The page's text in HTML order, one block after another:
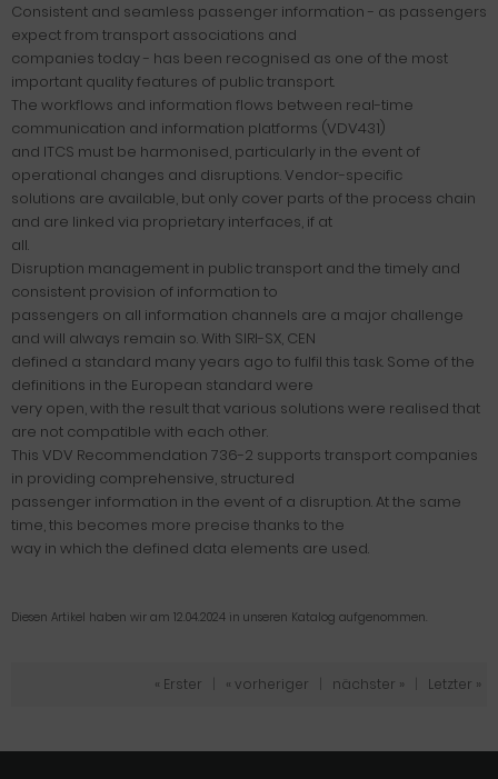
Consistent and seamless passenger information - as passengers
expect from transport associations and
companies today - has been recognised as one of the most
important quality features of public transport.
The workflows and information flows between real-time
communication and information platforms (VDV431)
and ITCS must be harmonised, particularly in the event of
operational changes and disruptions. Vendor-specific
solutions are available, but only cover parts of the process chain
and are linked via proprietary interfaces, if at
all.
Disruption management in public transport and the timely and
consistent provision of information to
passengers on all information channels are a major challenge
and will always remain so. With SIRI-SX, CEN
defined a standard many years ago to fulfil this task. Some of the
definitions in the European standard were
very open, with the result that various solutions were realised that
are not compatible with each other.
This VDV Recommendation 736-2 supports transport companies
in providing comprehensive, structured
passenger information in the event of a disruption. At the same
time, this becomes more precise thanks to the
way in which the defined data elements are used.
Diesen Artikel haben wir am 12.04.2024 in unseren Katalog aufgenommen.
« Erster « vorheriger nächster » Letzter »